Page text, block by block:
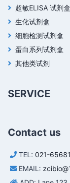
超敏ELISA 试剂盒
生化试剂盒
细胞检测试剂盒
蛋白系列试剂盒
其他类试剂
SERVICE
Contact us
TEL: 021-
EMAIL: